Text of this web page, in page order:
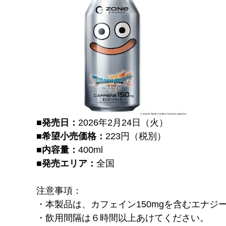
■発売日： 2026年2月24日（火）
■希望小売価格： 223円（税別）
■内容量： 400ml
■発売エリア： 全国
注意事項：
・本製品は、カフェイン150mgを含むエナジ
・飲用間隔は６時間以上あけてください。